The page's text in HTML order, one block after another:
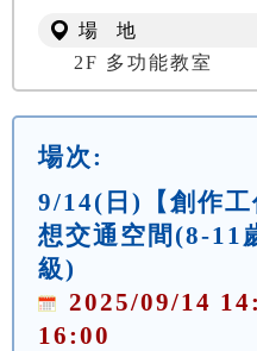
場 地
2F 多功能教室
場次:
9/14(日)【創作
想交通空間(8-11
級)
2025/09/14
16:00